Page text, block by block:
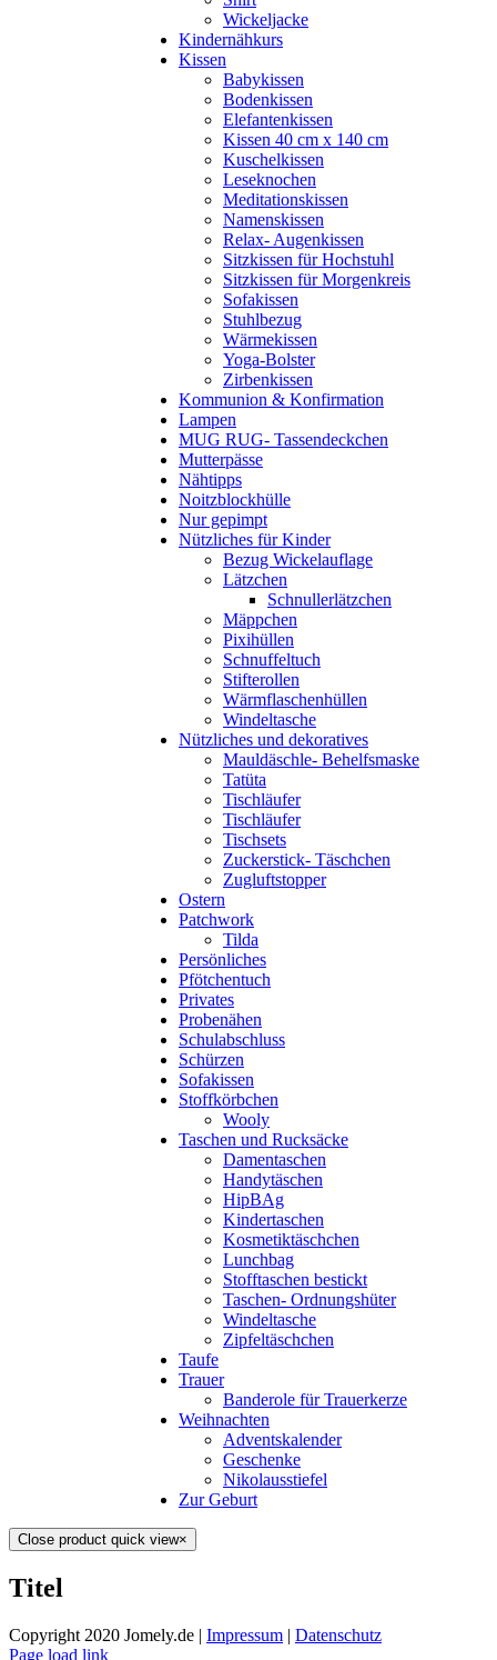
Wickeljacke
Kindernähkurs
Kissen
Babykissen
Bodenkissen
Elefantenkissen
Kissen 40 cm x 140 cm
Kuschelkissen
Leseknochen
Meditationskissen
Namenskissen
Relax- Augenkissen
Sitzkissen für Hochstuhl
Sitzkissen für Morgenkreis
Sofakissen
Stuhlbezug
Wärmekissen
Yoga-Bolster
Zirbenkissen
Kommunion & Konfirmation
Lampen
MUG RUG- Tassendeckchen
Mutterpässe
Nähtipps
Noitzblockhülle
Nur gepimpt
Nützliches für Kinder
Bezug Wickelauflage
Lätzchen
Schnullerlätzchen
Mäppchen
Pixihüllen
Schnuffeltuch
Stifterollen
Wärmflaschenhüllen
Windeltasche
Nützliches und dekoratives
Mauldäschle- Behelfsmaske
Tatüta
Tischläufer
Tischläufer
Tischsets
Zuckerstick- Täschchen
Zugluftstopper
Ostern
Patchwork
Tilda
Persönliches
Pfötchentuch
Privates
Probenähen
Schulabschluss
Schürzen
Sofakissen
Stoffkörbchen
Wooly
Taschen und Rucksäcke
Damentaschen
Handytäschen
HipBAg
Kindertaschen
Kosmetiktäschchen
Lunchbag
Stofftaschen bestickt
Taschen- Ordnungshüter
Windeltasche
Zipfeltäschchen
Taufe
Trauer
Banderole für Trauerkerze
Weihnachten
Adventskalender
Geschenke
Nikolausstiefel
Zur Geburt
Close product quick view×
Titel
Copyright 2020 Jomely.de | Impressum | Datenschutz
Page load link